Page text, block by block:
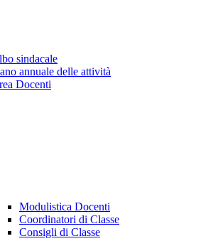
sindacale
annuale delle attività
Docenti
Modulistica Docenti
Coordinatori di Classe
Consigli di Classe